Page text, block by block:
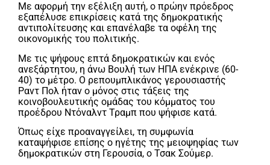
Με αφορμή την εξέλιξη αυτή, ο πρώην πρόεδρος
εξαπέλυσε επικρίσεις κατά της δημοκρατικής
αντιπολίτευσης και επανέλαβε τα οφέλη της
οικονομικής του πολιτικής.
Με τις ψήφους επτά δημοκρατικών και ενός
ανεξάρτητου, η άνω Βουλή των ΗΠΑ ενέκρινε (60-
40) το μέτρο. Ο ρεπουμπλικάνος γερουσιαστής
Ραντ Πολ ήταν ο μόνος στις τάξεις της
κοινοβουλευτικής ομάδας του κόμματος του
προέδρου Ντόναλντ Τραμπ που ψήφισε κατά.
Όπως είχε προαναγγείλει, τη συμφωνία
καταψήφισε επίσης ο ηγέτης της μειοψηφίας των
δημοκρατικών στη Γερουσία, ο Τσακ Σούμερ.